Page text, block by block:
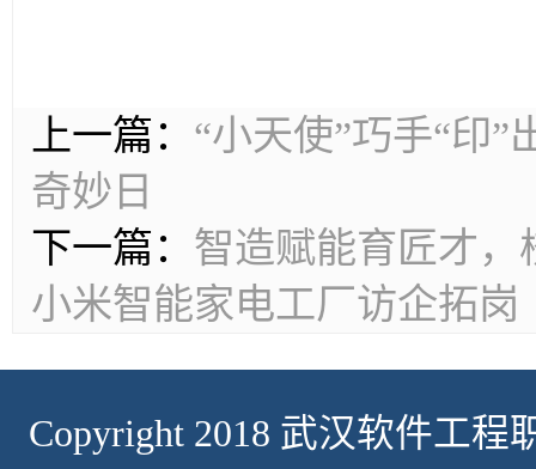
上一篇： “小天使”巧手“印
奇妙日
下一篇： 智造赋能育匠才
小米智能家电工厂访企拓岗
Copyright 2018 武汉软件工程